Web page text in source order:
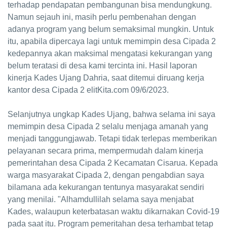
terhadap pendapatan pembangunan bisa mendungkung.
Namun sejauh ini, masih perlu pembenahan dengan
adanya program yang belum semaksimal mungkin. Untuk
itu, apabila dipercaya lagi untuk memimpin desa Cipada 2
kedepannya akan maksimal mengatasi kekurangan yang
belum teratasi di desa kami tercinta ini. Hasil laporan
kinerja Kades Ujang Dahria, saat ditemui diruang kerja
kantor desa Cipada 2 elitKita.com 09/6/2023.
Selanjutnya ungkap Kades Ujang, bahwa selama ini saya
memimpin desa Cipada 2 selalu menjaga amanah yang
menjadi tanggungjawab. Tetapi tidak terlepas memberikan
pelayanan secara prima, mempermudah dalam kinerja
pemerintahan desa Cipada 2 Kecamatan Cisarua. Kepada
warga masyarakat Cipada 2, dengan pengabdian saya
bilamana ada kekurangan tentunya masyarakat sendiri
yang menilai. "Alhamdullilah selama saya menjabat
Kades, walaupun keterbatasan waktu dikarnakan Covid-19
pada saat itu. Program pemeritahan desa terhambat tetap